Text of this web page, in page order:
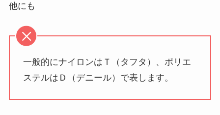
他にも
一般的にナイロンはＴ（タフタ）、ポリエ
ステルはＤ（デニール）で表します。